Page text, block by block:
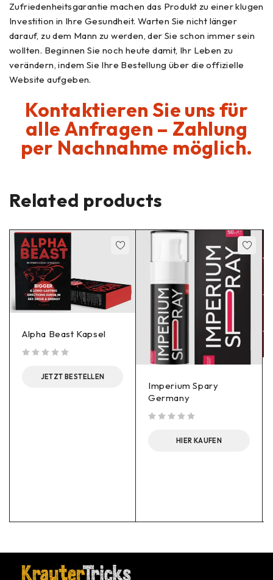
Zufriedenheitsgarantie machen das Produkt zu einer klugen
Investition in Ihre Gesundheit. Warten Sie nicht länger
darauf, zu dem Mann zu werden, der Sie schon immer sein
wollten. Beginnen Sie noch heute damit, Ihr Leben zu
verändern, indem Sie Ihre Bestellung über die offizielle
Website aufgeben.
Kontaktieren Sie uns für
alle Anfragen – Zahlung
per Nachnahme möglich.
Related products
Alpha Beast Kapsel
JETZT BESTELLEN
Imperium Spary
Germany
HIER KAUFEN